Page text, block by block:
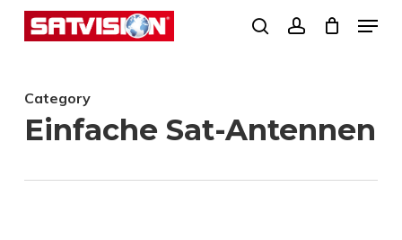
Skip
content
search
Menu
Category
Einfache Sat-Antennen